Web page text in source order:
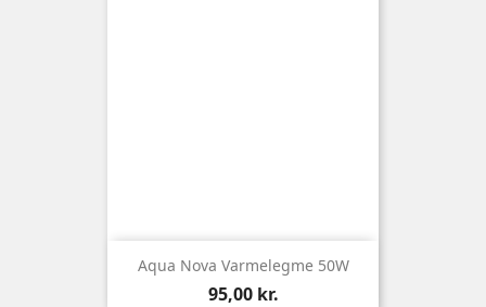
Aqua Nova Varmelegme 50W
Pris
95,00 kr.